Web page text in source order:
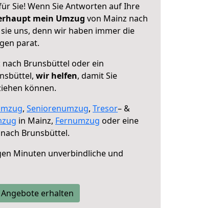
Sie! Wenn Sie Antworten auf Ihre
mein Umzug von Mainz nach
uns, denn wir haben immer die
parat.
nach Brunsbüttel oder ein
wir helfen, damit Sie
können.
, Seniorenumzug, Tresor– &
in Mainz, Fernumzug oder eine
Brunsbüttel.
Minuten unverbindliche und
erhalten